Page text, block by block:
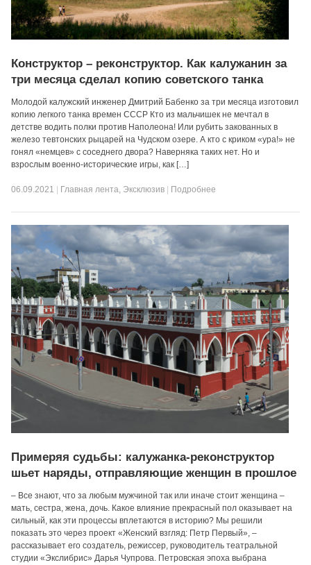
Конструктор – реконструктор. Как калужанин за
три месяца сделал копию советского танка
Молодой калужский инженер Дмитрий Бабенко за три месяца изготовил
копию легкого танка времен СССР Кто из мальчишек не мечтал в
детстве водить полки против Наполеона! Или рубить закованных в
железо тевтонских рыцарей на Чудском озере. А кто с криком «ура!» не
гонял «немцев» с соседнего двора? Наверняка таких нет. Но и
взрослым военно-исторические игры, как […]
06.09.2021 Главная лента, Эксклюзив Подробнее
Примеряя судьбы: калужанка-реконструктор
шьет наряды, отправляющие женщин в прошлое
– Все знают, что за любым мужчиной так или иначе стоит женщина –
мать, сестра, жена, дочь. Какое влияние прекрасный пол оказывает на
сильный, как эти процессы вплетаются в историю? Мы решили
показать это через проект «Женский взгляд: Петр Первый», –
рассказывает его создатель, режиссер, руководитель театральной
студии «Экслибрис» Дарья Чупрова. Петровская эпоха выбрана